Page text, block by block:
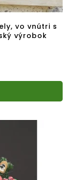
vo vnútri s
výrobok